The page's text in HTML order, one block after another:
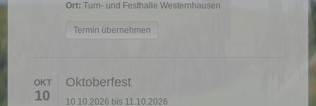
Ort: Turn- und Festhalle Westernhausen
Termin übernehmen
OKT
10
Oktoberfest
10.10.2026 bis 11.10.2026